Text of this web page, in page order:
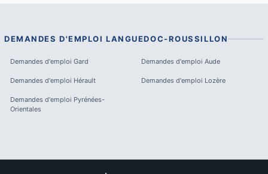
DEMANDES D'EMPLOI LANGUEDOC-ROUSSILLON
Demandes d'emploi Gard Demandes d'emploi Aude
Demandes d'emploi Hérault Demandes d'emploi Lozère
Demandes d'emploi Pyrénées-
Orientales